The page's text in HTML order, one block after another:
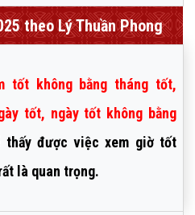
theo Lý Thuần Phong
tốt không bằng tháng tốt,
tốt, ngày tốt không bằng
thấy được việc xem giờ tốt
là quan trọng.